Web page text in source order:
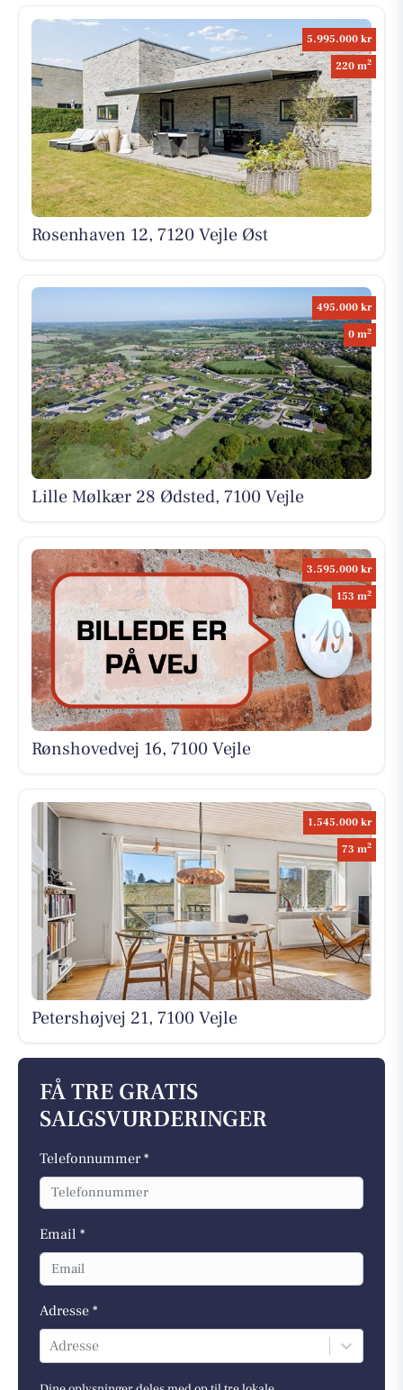
5.995.000 kr
220 m2
Rosenhaven 12, 7120 Vejle Øst
495.000 kr
0 m2
Lille Mølkær 28 Ødsted, 7100 Vejle
3.595.000 kr
153 m2
Rønshovedvej 16, 7100 Vejle
1.545.000 kr
73 m2
Petershøjvej 21, 7100 Vejle
FÅ TRE GRATIS
SALGSVURDERINGER
Telefonnummer *
Email *
Adresse *
Adresse